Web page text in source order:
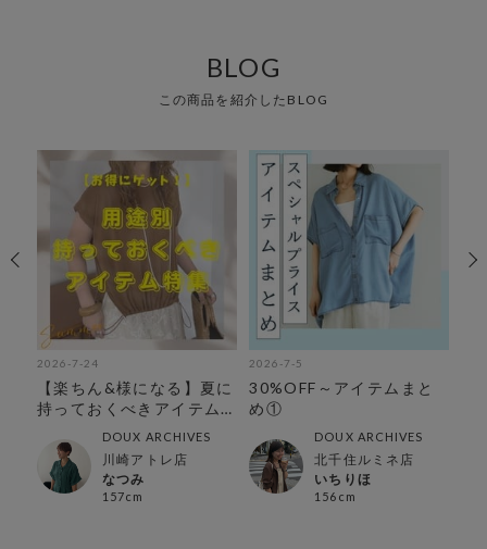
BLOG
この商品を紹介したBLOG
2026-7-24
【楽ちん&様になる】夏に
持っておくべきアイテム
DOUX ARCHIVES
川崎アトレ店
なつみ
157cm
2026-7-5
30%OFF～アイテムまと
め①
DOUX ARCHIVES
北千住ルミネ店
いちりほ
156cm